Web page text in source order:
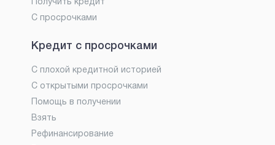
Получить кредит
С просрочками
Кредит с просрочками
С плохой кредитной историей
С открытыми просрочками
Помощь в получении
Взять
Рефинансирование